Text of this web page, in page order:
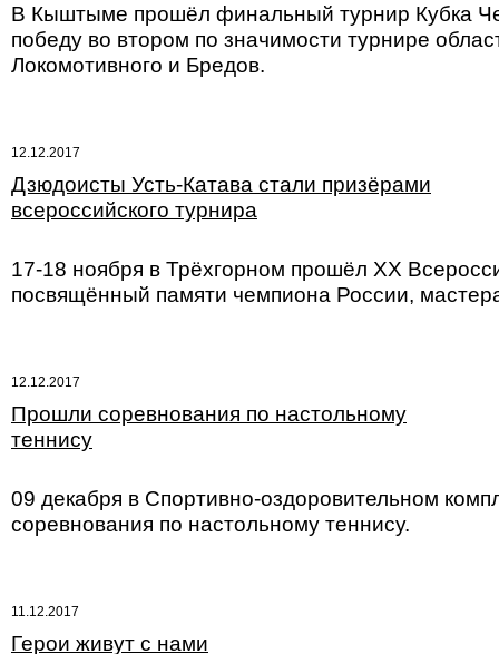
В Кыштыме прошёл финальный турнир Кубка
победу во втором по значимости турнире
Локомотивного и Бредов.
12.12.2017
Дзюдоисты Усть-Катава стали призёрами
всероссийского турнира
17-18 ноября в Трёхгорном прошёл ХХ
посвящённый памяти чемпиона России,
12.12.2017
Прошли соревнования по настольному
теннису
09 декабря в Спортивно-оздоровительном
соревнования по настольному теннису.
11.12.2017
Герои живут с нами